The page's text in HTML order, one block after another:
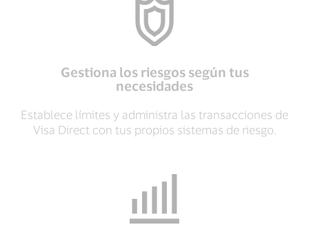
Gestiona los riesgos según tus
necesidades
Establece límites y administra las transacciones de
Visa Direct con tus propios sistemas de riesgo.